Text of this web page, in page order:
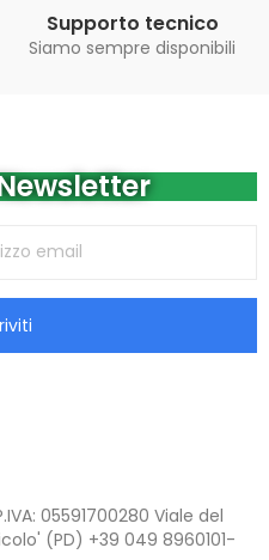
Supporto tecnico
Siamo sempre disponibili
05591700280 Viale del
(PD) +39 049 8960101-